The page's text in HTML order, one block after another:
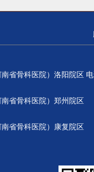
省骨科医院）洛阳院区
省骨科医院）郑州院区
省骨科医院）康复院区